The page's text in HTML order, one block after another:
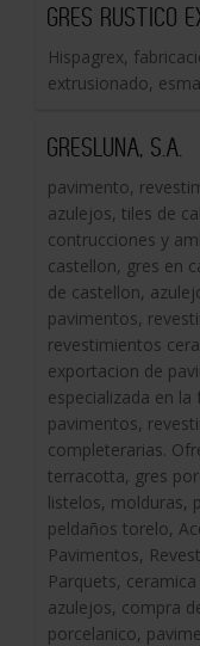
GRES RUSTICO
Hispagrex,
extrusionado,
GRESLUNA, S.A.
pavimento,
azulejos, tiles de
contrucciones y
castellon, gres en
de castellon,
pavimentos,
revestimientos
exportacion de
especializada en
pavimentos,
completerarias.
terracotta, gres
listelos, molduras,
peldaños torelo,
Pavimentos,
Parquets,
azulejos, compra
porcelanico,